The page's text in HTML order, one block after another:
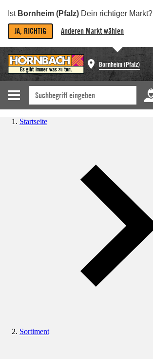
Ist Bornheim (Pfalz) Dein richtiger Markt?
JA, RICHTIG Anderen Markt wählen
Bornheim (Pfalz)
Startseite
Sortiment